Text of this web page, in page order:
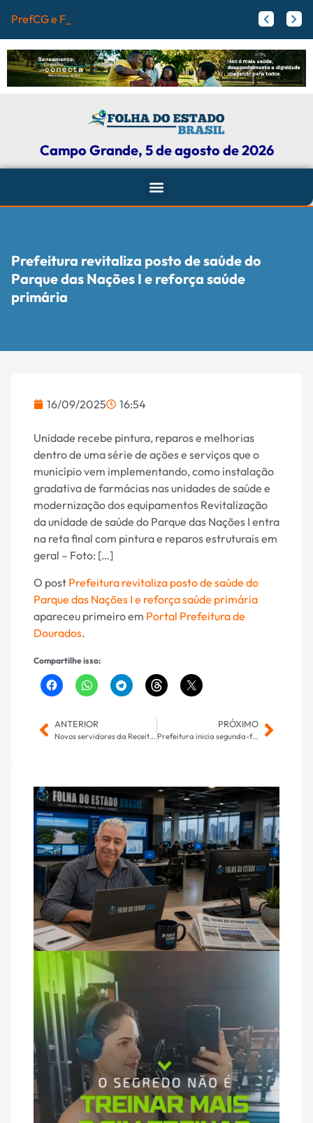
PrefCG e Fecomércio
Campo Grande, 5 de agosto de 2026
Prefeitura revitaliza posto de saúde do
Parque das Nações I e reforça saúde
primária
16/09/2025 16:54
Unidade recebe pintura, reparos e melhorias
dentro de uma série de ações e serviços que o
município vem implementando, como instalação
gradativa de farmácias nas unidades de saúde e
modernização dos equipamentos Revitalização
da unidade de saúde do Parque das Nações I entra
na reta final com pintura e reparos estruturais em
geral – Foto: […]
O post Prefeitura revitaliza posto de saúde do
Parque das Nações I e reforça saúde primária
apareceu primeiro em Portal Prefeitura de
Dourados.
Compartilhe isso:
ANTERIOR
Novos servidores da Receita Federal tomam posse em Ponta Porã
PRÓXIMO
Prefeitura inicia segunda-feira terceira edição do Mutirão Cadastro Único em Ação